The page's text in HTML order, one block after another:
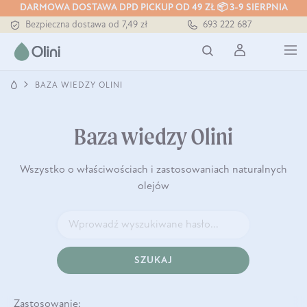
DARMOWA DOSTAWA DPD PICKUP OD 49 ZŁ 📦 3-9 SIERPNIA
Bezpieczna dostawa od 7,49 zł
Darmowa dostawa od 199 zł
Tłoczony zawsze na zimno
693 222 687
BAZA WIEDZY OLINI
Baza wiedzy Olini
Wszystko o właściwościach i zastosowaniach naturalnych
olejów
SZUKAJ
Zastosowanie: